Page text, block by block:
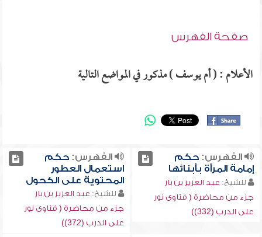
صفحة الفهرس
الأعلام : ( أم يوسف ) مذكور في المواضع التالية
الفهرس:حكم
إمامة المرأة بأبنائها
للشيخ: عبد العزيز بن باز
جزء من محاضرة ( فتاوى نور
على الدرب (332))
الفهرس:حكم
استعمال العطور
المحتوية على الكحول
للشيخ: عبد العزيز بن باز
جزء من محاضرة ( فتاوى نور
على الدرب (372))